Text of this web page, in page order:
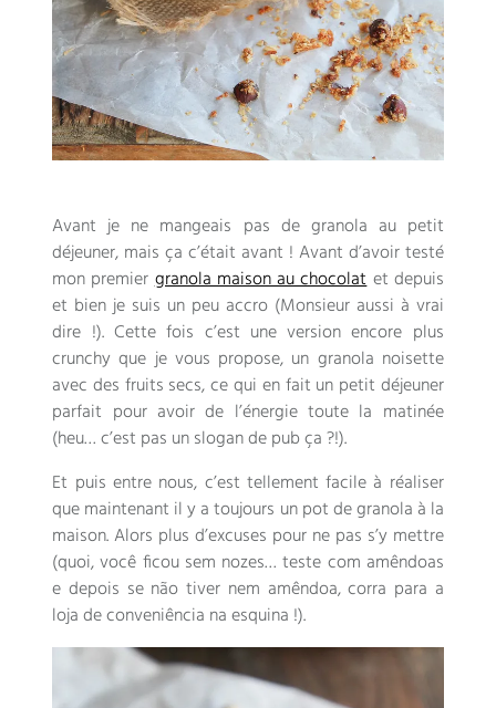
Avant je ne mangeais pas de granola au petit
déjeuner, mais ça c’était avant ! Avant d’avoir testé
mon premier granola maison au chocolat et depuis
et bien je suis un peu accro(Monsieur aussi à vrai
dire !). Cette fois c’est une version encore plus
crunchy que je vous propose, un granola noisette
avec des fruits secs,ce qui en fait un petit déjeuner
parfait pour avoir de l’énergie toute la matinée
(heu…c’est pas un slogan de pub ça?!).
Et puis entre nous, c’est tellement facile à réaliser
que maintenant il y a toujours un pot de granola à la
maison.Alors plus d’excuses pour ne pas s’y mettre
(quoi, você ficou sem nozes… teste com amêndoas
e depois se não tiver nem amêndoa, corra para a
loja de conveniência na esquina !).